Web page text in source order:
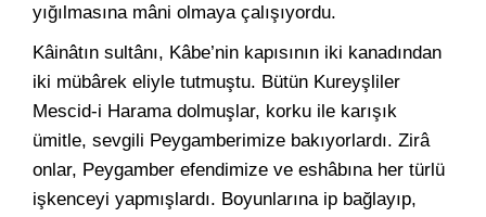
yığılmasına mâni olmaya çalışıyordu.
Kâinâtın sultânı, Kâbe’nin kapısının iki kanadından
iki mübârek eliyle tutmuştu. Bütün Kureyşliler
Mescid-i Harama dolmuşlar, korku ile karışık
ümitle, sevgili Peygamberimize bakıyorlardı. Zirâ
onlar, Peygamber efendimize ve eshâbına her türlü
işkenceyi yapmışlardı. Boyunlarına ip bağlayıp,